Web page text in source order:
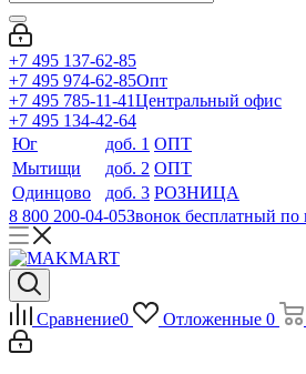
+7 495 137-62-85
+7 495 974-62-85Опт
+7 495 785-11-41Центральный офис
+7 495 134-42-64
Юг
доб. 1 ОПТ
Мытищи
доб. 2 ОПТ
Одинцово
доб. 3 РОЗНИЦА
8 800 200-04-05Звонок бесплатный по
Сравнение0 Отложенные 0